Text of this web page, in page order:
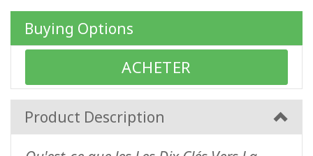
Buying Options
ACHETER
Product Description